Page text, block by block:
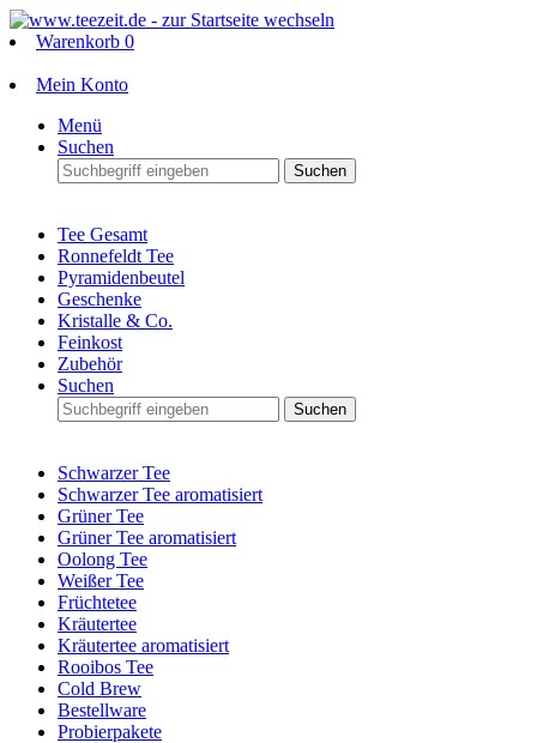
Warenkorb 0
Mein Konto
Menü
Suchen
Suchen
Tee Gesamt
Ronnefeldt Tee
Pyramidenbeutel
Geschenke
Kristalle & Co.
Feinkost
Zubehör
Suchen
Suchen
Schwarzer Tee
Schwarzer Tee aromatisiert
Grüner Tee
Grüner Tee aromatisiert
Oolong Tee
Weißer Tee
Früchtetee
Kräutertee
Kräutertee aromatisiert
Rooibos Tee
Cold Brew
Bestellware
Probierpakete